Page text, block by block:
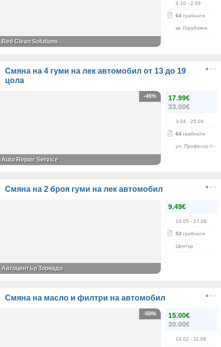
9.10 - 2.09
64 грабнати
кв. Горубляне
Red Clean Solutions
Смяна на 4 гуми на лек автомобил от 13 до 19
цола
17.99€
33.00€
3.04 - 25.09
64 грабнати
ул. Професор
-45%
Auto Repair Service
Смяна на 2 броя гуми на лек автомобил
9.49€
19.05 - 27.08
53 грабнати
Център
Автоцентър Торнадо
Смяна на масло и филтри на автомобил
15.00€
30.00€
14.02 - 11.09
-50%